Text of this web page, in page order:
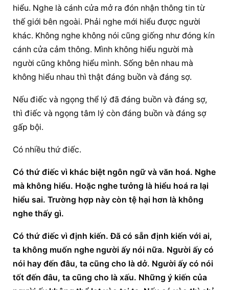
hiểu. Nghe là cánh cửa mở ra đón nhận thông tin từ
thế giới bên ngoài. Phải nghe mới hiểu được người
khác. Không nghe không nói cũng giống như đóng kín
cánh cửa cảm thông. Mình không hiểu người mà
người cũng không hiểu mình. Sống bên nhau mà
không hiểu nhau thì thật đáng buồn và đáng sợ.
Nếu điếc và ngọng thể lý đã đáng buồn và đáng sợ,
thì điếc và ngọng tâm lý còn đáng buồn và đáng sợ
gấp bội.
Có nhiều thứ điếc.
Có thứ điếc vì khác biệt ngôn ngữ và văn hoá. Nghe
mà không hiểu. Hoặc nghe tưởng là hiểu hoá ra lại
hiểu sai. Trường hợp này còn tệ hại hơn là không
nghe thấy gì.
Có thứ điếc vì định kiến. Đã có sẵn định kiến với ai,
ta không muốn nghe người ấy nói nữa. Người ấy có
nói hay đến đâu, ta cũng cho là dở. Người ấy có nói
tốt đến đâu, ta cũng cho là xấu. Những ý kiến của